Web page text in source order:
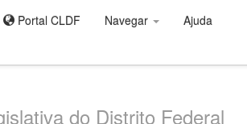
Portal CLDF Navegar Ajuda
do Distrito Federal